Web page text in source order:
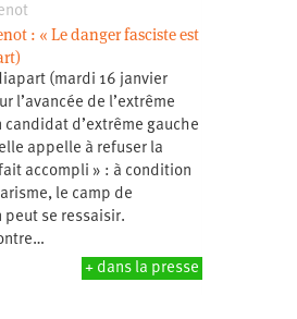
: « Le danger fasciste est
(mardi 16 janvier
l’avancée de l’extrême
candidat d’extrême gauche
appelle à refuser la
accompli » : à condition
le camp de
peut se ressaisir.
+ dans la presse